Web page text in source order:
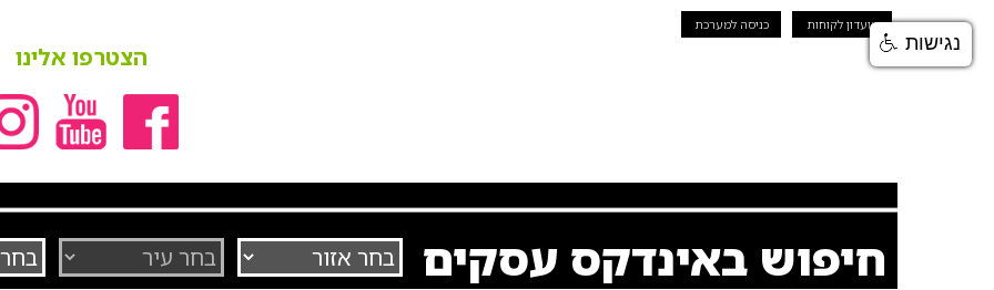
מועדון לקוחות כניסה למערכת
הצטרפו אלינו
חיפוש באינדקס עסקים
נגישות